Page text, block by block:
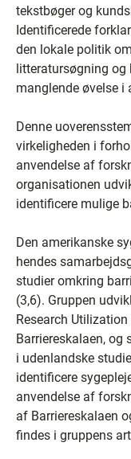
tekstbøger og
Identificerede
den lokale politik
litteratursøgning
manglende øvelse
Denne
virkeligheden i
anvendelse af
organisationen
identificere mulige
Den amerikanske
hendes
studier omkring
(3,6). Gruppen
Research
Barriereskalaen,
i udenlandske
identificere
anvendelse af
af Barriereskalaen
findes i gruppens